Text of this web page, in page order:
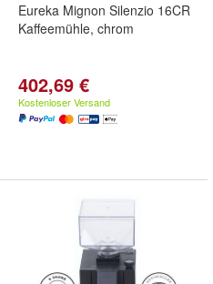
Eureka Mignon Silenzio 16CR
Kaffeemühle, chrom
402,69 €
Kostenloser Versand